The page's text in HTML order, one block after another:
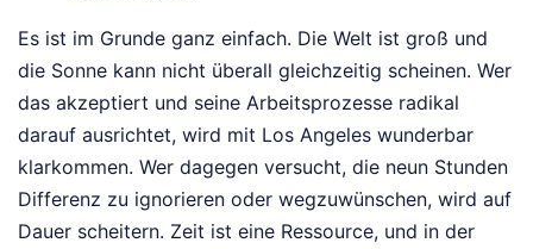
Es ist im Grunde ganz einfach. Die Welt ist groß und
die Sonne kann nicht überall gleichzeitig scheinen. Wer
das akzeptiert und seine Arbeitsprozesse radikal
darauf ausrichtet, wird mit Los Angeles wunderbar
klarkommen. Wer dagegen versucht, die neun Stunden
Differenz zu ignorieren oder wegzuwünschen, wird auf
Dauer scheitern. Zeit ist eine Ressource, und in der